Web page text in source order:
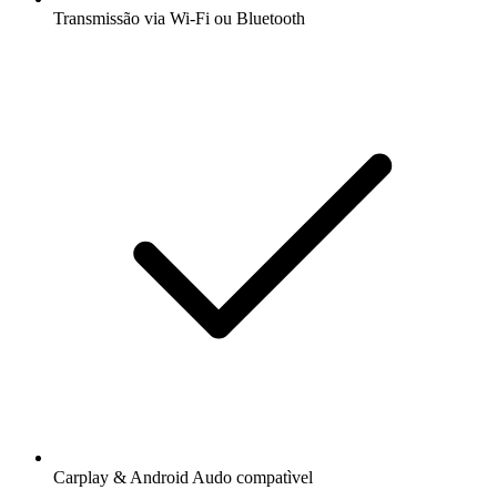
Transmissão via Wi-Fi ou Bluetooth
Carplay & Android Audo compatìvel